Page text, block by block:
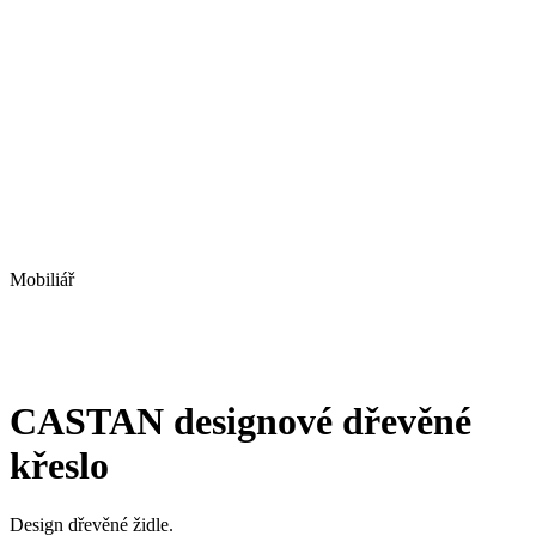
Mobiliář
CASTAN designové dřevěné
křeslo
Design dřevěné židle.